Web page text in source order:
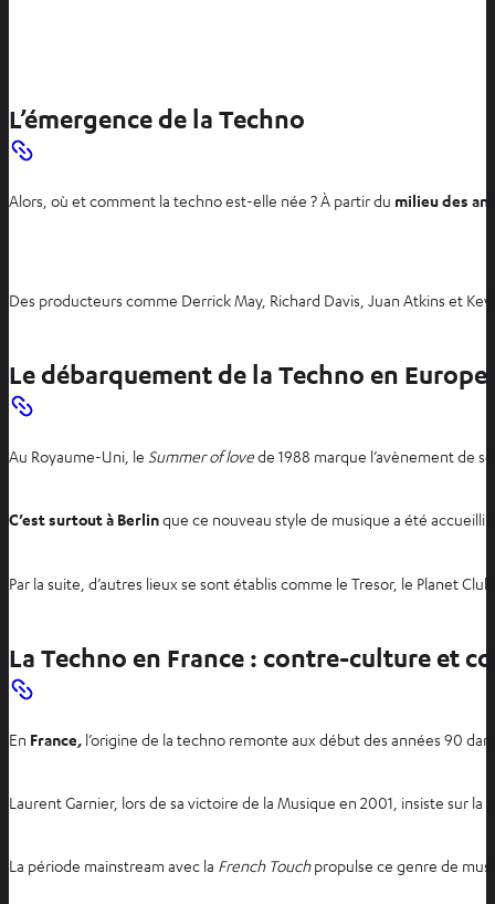
L’émergence de la Techno
Alors, où et comment la techno est-elle née ? À partir du milieu des
Des producteurs comme Derrick May, Richard Davis, Juan Atkins et
Le débarquement de la Techno en Europe
Au Royaume-Uni, le Summer of lovede 1988 marque l’avènement de
C’est surtout à Berlinque ce nouveau style de musique a été accueilli
Par la suite, d’autres lieux se sont établis comme le Tresor, le Planet
La Techno en France : contre-culture et
En France, l’origine de la techno remonte aux début des années 90
Laurent Garnier, lors de sa victoire de la Musique en 2001, insiste sur
La période mainstream avec la French Touchpropulse ce genre de